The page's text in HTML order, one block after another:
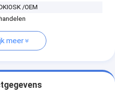
/OEM
meer